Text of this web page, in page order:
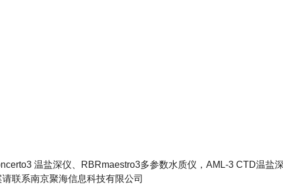
温盐深仪、 RBRmaestro3多参数水质仪， AML-3 CTD温盐
联系南京聚海信息科技有限公司